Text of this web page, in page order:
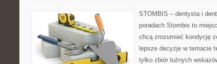
STOMBIS – dentysta i
poradach Stombis to
chcą zrozumieć kondycję
lepsze decyzje w temacie
tylko zbiór luźnych